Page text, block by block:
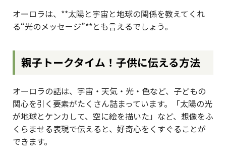
オーロラは、**太陽と宇宙と地球の関係を教えてくれ
る“光のメッセージ”**とも言えるでしょう。
親子トークタイム！子供に伝える方法
オーロラの話は、宇宙・天気・光・色など、子どもの
関心を引く要素がたくさん詰まっています。「太陽の光
が地球とケンカして、空に絵を描いた」など、想像をふ
くらませる表現で伝えると、好奇心をくすぐることが
できます。